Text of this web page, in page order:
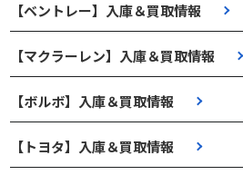
【ベントレー】入庫＆買取情報
【マクラーレン】入庫＆買取情報
【ボルボ】入庫＆買取情報
【トヨタ】入庫＆買取情報